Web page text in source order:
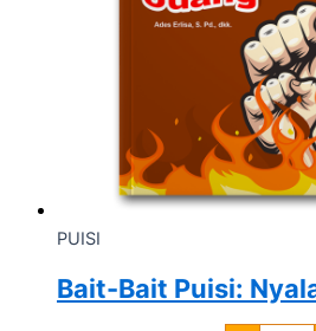
PUISI
Bait-Bait Puisi: